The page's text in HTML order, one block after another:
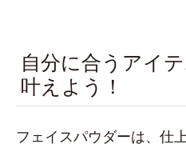
自分に合うアイ
叶えよう！
フェイスパウダーは、仕